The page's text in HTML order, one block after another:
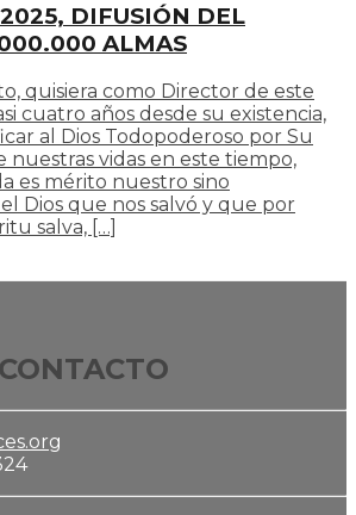
DIFUSIÓN DEL
ALMAS
quisiera como Director de este
cuatro años desde su existencia,
al Dios Todopoderoso por Su
nuestras vidas en este tiempo,
es mérito nuestro sino
Dios que nos salvó y que por
salva, […]